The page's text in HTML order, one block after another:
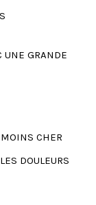
UNE GRANDE
CHER
DOULEURS